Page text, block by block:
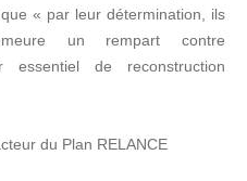
« par leur détermination, ils
un rempart contre
essentiel de reconstruction
du Plan RELANCE